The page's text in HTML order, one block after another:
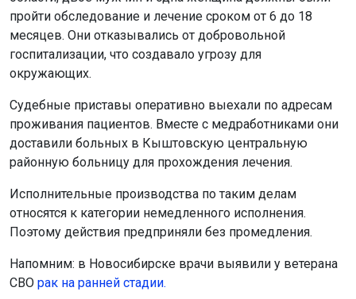
пройти обследование и лечение сроком от 6 до 18
месяцев. Они отказывались от добровольной
госпитализации, что создавало угрозу для
окружающих.
Судебные приставы оперативно выехали по адресам
проживания пациентов. Вместе с медработниками они
доставили больных в Кыштовскую центральную
районную больницу для прохождения лечения.
Исполнительные производства по таким делам
относятся к категории немедленного исполнения.
Поэтому действия предприняли без промедления.
Напомним: в Новосибирске врачи выявили у ветерана
СВО рак на ранней стадии.